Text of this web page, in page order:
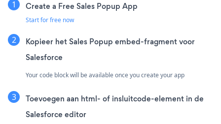
Create a Free Sales Popup App
Start for free now
Kopieer het Sales Popup embed-fragment voor
Salesforce
Your code block will be available once you create your app
Toevoegen aan html- of insluitcode-element in de
Salesforce editor